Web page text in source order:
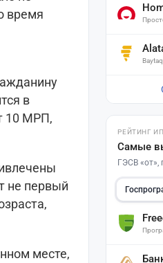
время
в
10 МРП,
не первый
месте,
РЕЙТИНГ
Самые
ГЭСВ